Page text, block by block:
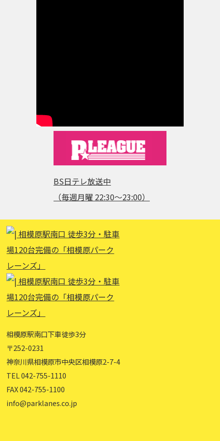
BS日テレ放送中
（毎週月曜 22:30～23:00）
相模原駅南口下車徒歩3分
〒252-0231
神奈川県相模原市中央区相模原2-7-4
TEL 042-755-1110
FAX 042-755-1100
info@parklanes.co.jp